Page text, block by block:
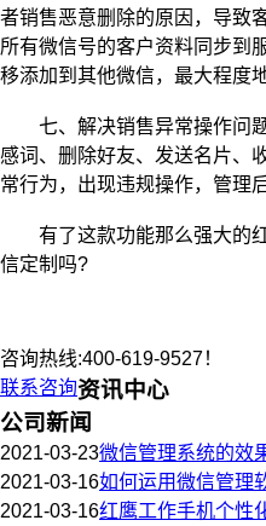
者销售恶意删除的原因，导致
所有微信号的客户资料同步到
移添加到其他微信，最大程度
七、解决销售异常操作问题
感词、删除好友、发送名片、
常行为，出现违规操作，管理
有了这款功能那么强大的红
信定制吗?
咨询热线:400-619-9527！
联系咨询资讯中心
公司新闻
2021-03-23微信管理系统的效
2021-03-16如何运用微信管理
2021-03-16红鹰工作手机个性